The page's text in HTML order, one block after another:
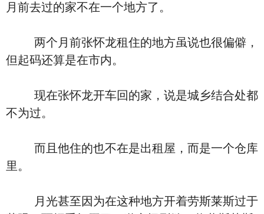
月前去过的家不在一个地方了。
两个月前张怀龙租住的地方虽说也很偏僻，
但起码还算是在市内。
现在张怀龙开车回的家，说是城乡结合处都
不为过。
而且他住的也不在是出租屋，而是一个仓库
里。
月光甚至因为在这种地方开着劳斯莱斯过于